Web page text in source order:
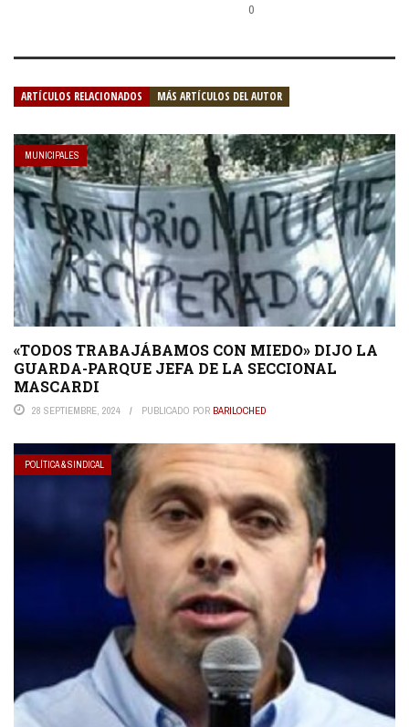
0
ARTÍCULOS RELACIONADOS MÁS ARTÍCULOS DEL AUTOR
MUNICIPALES
«TODOS TRABAJÁBAMOS CON MIEDO» DIJO LA
GUARDA-PARQUE JEFA DE LA SECCIONAL
MASCARDI
28 SEPTIEMBRE, 2024 PUBLICADO POR BARILOCHED
POLÍTICA & SINDICAL